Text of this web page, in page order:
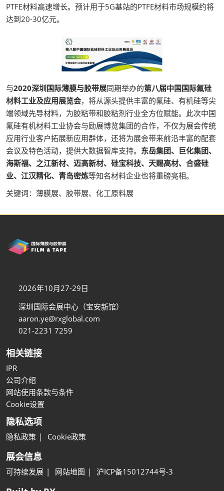
PTFE材料高速增长。预计用于5G基站的PTFE材料市场规模约将
达到20-30亿元。
与2020深圳国际薄膜与胶带展同期举办的第八届中国国际氟硅
材料工业及应用展览会，将从源头提供丰富的氟硅、有机硅等尖
端领域先导材料，为胶粘带和胶粘剂行业全方位赋能。此次中国
氟硅有机材料工业协会与励展博览集团的合作，不仅为展会传统
应用行业客户拓展新应用群体，还将为展会带来前沿丰富的配套
会议及特色活动，提供大数据智库支持。 东岳集团、巨化集团、
海斯福、之江新材、迈高新材、硅宝科技、天赐高材、合盛硅
业、江汉精化、青岛密炼等知名材料企业也将重磅亮相。
关键词：薄膜展、胶带展、化工原料展
2026年10月27-29日
深圳国际会展中心（宝安新馆）
aaron.ye@rxglobal.com
021-2231 7259
相关链接
IPR
公司介绍
网站使用条款与条件
Cookie设置
隐私选项
隐私政策 Cookie政策
展会信息
可持续发展 网站地图 沪ICP备15012744号-3